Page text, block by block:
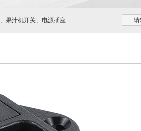
、 果汁机开关、 电源插座